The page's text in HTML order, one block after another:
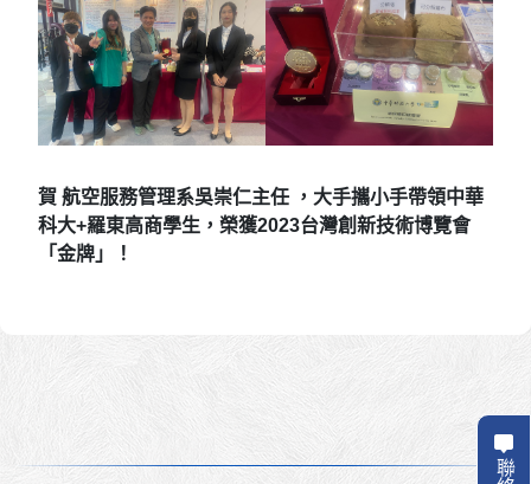
賀 航空服務管理系吳崇仁主任 ，大手攜小手帶領中華
科大+羅東高商學生，榮獲2023台灣創新技術博覽會
「金牌」！